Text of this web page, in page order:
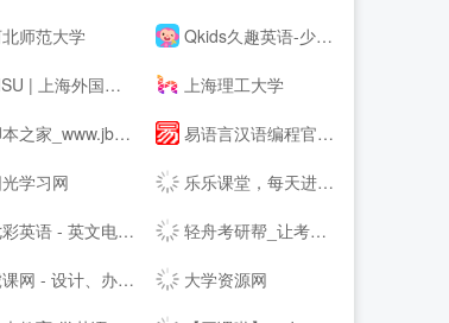
师范大学 Qkids久趣英语-少儿英语-全英文授课
| 上海外国语大学 上海理工大学
之家_www.jb51.net 易语言汉语编程官方站
学习网 乐乐课堂，每天进步多一点！
- 英文电子书下载站 PDF|TXT格式英文原版原著下载 轻舟考研帮_让考研简单不孤单！_考研网（kaoyan.com）
设计、办公软件视频教程在线学习_ 每天免费学一课 大学资源网